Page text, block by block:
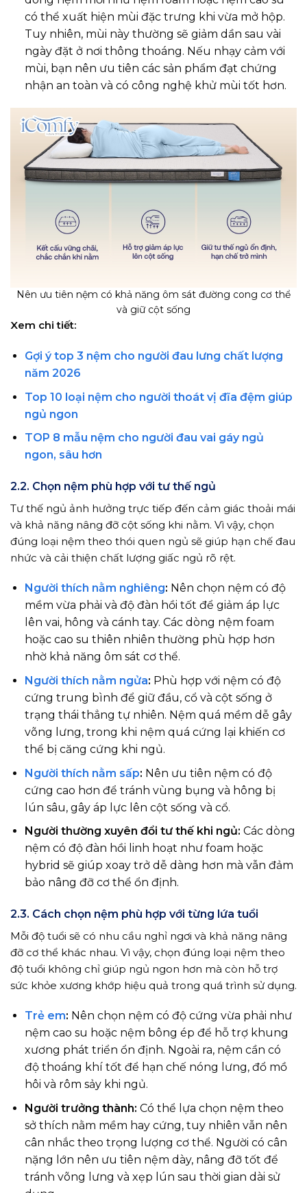
có thể xuất hiện mùi đặc trưng khi vừa mở hộp.
Tuy nhiên, mùi này thường sẽ giảm dần sau vài
ngày đặt ở nơi thông thoáng. Nếu nhạy cảm với
mùi, bạn nên ưu tiên các sản phẩm đạt chứng
nhận an toàn và có công nghệ khử mùi tốt hơn.
Nên ưu tiên nệm có khả năng ôm sát đường cong cơ thể
và giữ cột sống
Xem chi tiết:
Gợi ý top 3 nệm cho người đau lưng chất lượng
năm 2026
Top 10 loại nệm cho người thoát vị đĩa đệm giúp
ngủ ngon
TOP 8 mẫu nệm cho người đau vai gáy ngủ
ngon, sâu hơn
2.2. Chọn nệm phù hợp với tư thế ngủ
Tư thế ngủ ảnh hưởng trực tiếp đến cảm giác thoải mái
và khả năng nâng đỡ cột sống khi nằm. Vì vậy, chọn
đúng loại nệm theo thói quen ngủ sẽ giúp hạn chế đau
nhức và cải thiện chất lượng giấc ngủ rõ rệt.
Người thích nằm nghiêng: Nên chọn nệm có độ
mềm vừa phải và độ đàn hồi tốt để giảm áp lực
lên vai, hông và cánh tay. Các dòng nệm foam
hoặc cao su thiên nhiên thường phù hợp hơn
nhờ khả năng ôm sát cơ thể.
Người thích nằm ngửa: Phù hợp với nệm có độ
cứng trung bình để giữ đầu, cổ và cột sống ở
trạng thái thẳng tự nhiên. Nệm quá mềm dễ gây
võng lưng, trong khi nệm quá cứng lại khiến cơ
thể bị căng cứng khi ngủ.
Người thích nằm sấp: Nên ưu tiên nệm có độ
cứng cao hơn để tránh vùng bụng và hông bị
lún sâu, gây áp lực lên cột sống và cổ.
Người thường xuyên đổi tư thế khi ngủ: Các dòng
nệm có độ đàn hồi linh hoạt như foam hoặc
hybrid sẽ giúp xoay trở dễ dàng hơn mà vẫn đảm
bảo nâng đỡ cơ thể ổn định.
2.3. Cách chọn nệm phù hợp với từng lứa tuổi
Mỗi độ tuổi sẽ có nhu cầu nghỉ ngơi và khả năng nâng
đỡ cơ thể khác nhau. Vì vậy, chọn đúng loại nệm theo
độ tuổi không chỉ giúp ngủ ngon hơn mà còn hỗ trợ
sức khỏe xương khớp hiệu quả trong quá trình sử dụng.
Trẻ em: Nên chọn nệm có độ cứng vừa phải như
nệm cao su hoặc nệm bông ép để hỗ trợ khung
xương phát triển ổn định. Ngoài ra, nệm cần có
độ thoáng khí tốt để hạn chế nóng lưng, đổ mồ
hôi và rôm sảy khi ngủ.
Người trưởng thành: Có thể lựa chọn nệm theo
sở thích nằm mềm hay cứng, tuy nhiên vẫn nên
cân nhắc theo trọng lượng cơ thể. Người có cân
nặng lớn nên ưu tiên nệm dày, nâng đỡ tốt để
tránh võng lưng và xẹp lún sau thời gian dài sử